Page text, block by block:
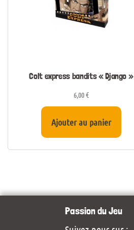
Colt express bandits « Django »
6,00€
Ajouter au panier
Passion du Jeu